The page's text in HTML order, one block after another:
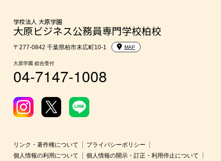
東京経営大学への3年次編入学
入学前のお勧め学習システム
大学・短期大学・公務員併願制度
学校法人 大原学園
大原ビジネス公務員専門学校柏校
〒277-0842 千葉県柏市末広町10-1 MAP
大原学園 総合受付
04-7147-1008
リンク・著作権について
プライバシーポリシー
個人情報の利用について
個人情報の開示・訂正・利用停止について